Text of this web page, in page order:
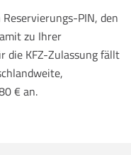
PIN, den
zu Ihrer
die KFZ-Zulassung fällt
€ an.